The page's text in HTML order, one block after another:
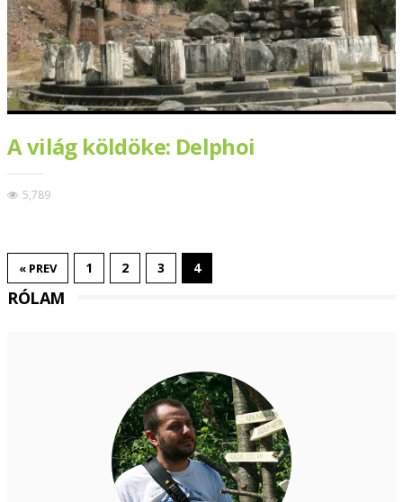
A világ köldöke: Delphoi
5,789
« PREV 1 2 3 4
RÓLAM